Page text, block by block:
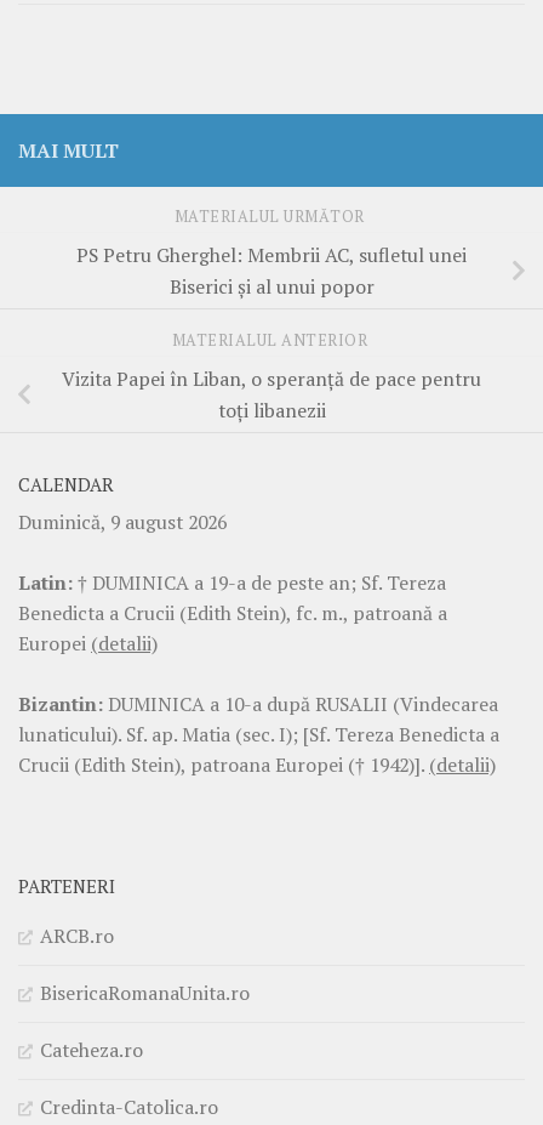
MAI MULT
MATERIALUL URMĂTOR
PS Petru Gherghel: Membrii AC, sufletul unei
Biserici şi al unui popor
MATERIALUL ANTERIOR
Vizita Papei în Liban, o speranţă de pace pentru
toţi libanezii
CALENDAR
Duminică, 9 august 2026
Latin:† DUMINICA a 19-a de peste an; Sf. Tereza
Benedicta a Crucii (Edith Stein), fc. m., patroană a
Europei (detalii)
Bizantin: DUMINICA a 10-a după RUSALII (Vindecarea
lunaticului). Sf. ap. Matia (sec. I); [Sf. Tereza Benedicta a
Crucii (Edith Stein), patroana Europei († 1942)]. (detalii)
PARTENERI
ARCB.ro
BisericaRomanaUnita.ro
Cateheza.ro
Credinta-Catolica.ro